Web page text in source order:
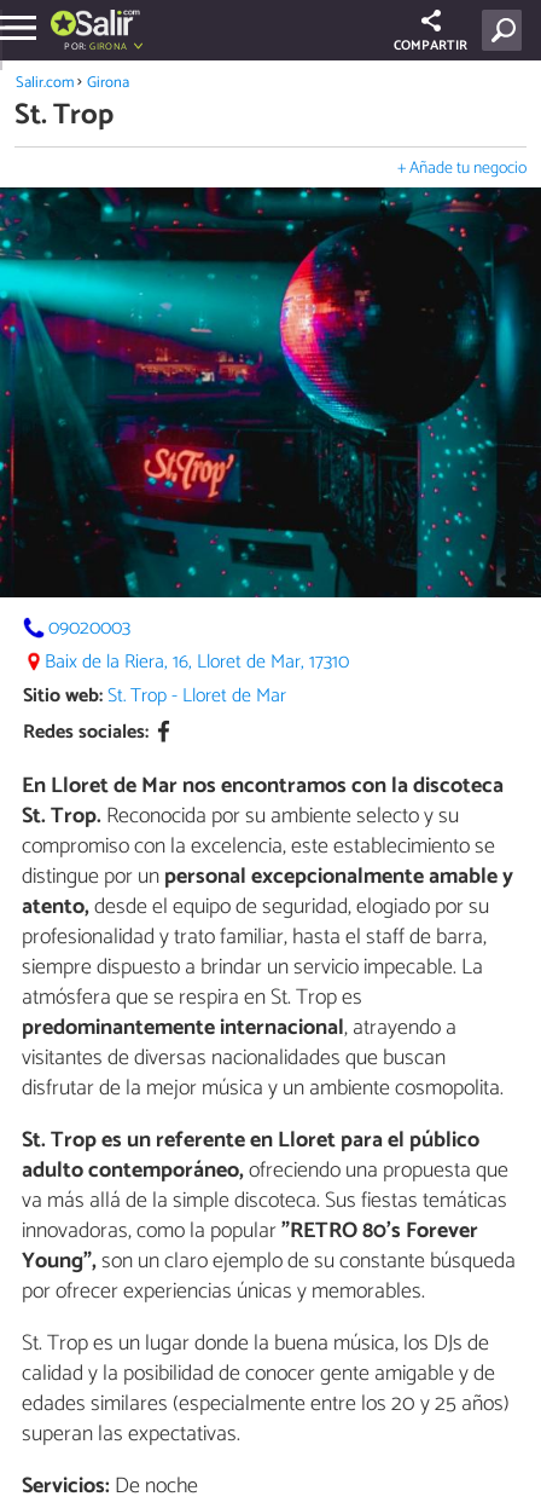
POR:GIRONA COMPARTIR
Salir.com Girona
St. Trop
+ Añade tu negocio
09020003
Baix de la Riera, 16, Lloret de Mar, 17310
Sitio web:St. Trop - Lloret de Mar
Redes sociales:
En Lloret de Mar nos encontramos con la discoteca
St. Trop.Reconocida por su ambiente selecto y su
compromiso con la excelencia, este establecimiento se
distingue por unpersonal excepcionalmente amable y
atento,desde el equipo de seguridad, elogiado por su
profesionalidad y trato familiar, hasta el staff de barra,
siempre dispuesto a brindar un servicio impecable. La
atmósfera que se respira en St. Trop es
predominantemente internacional, atrayendo a
visitantes de diversas nacionalidades que buscan
disfrutar de la mejor música y un ambiente cosmopolita.
St. Trop es un referente en Lloret para el público
adulto contemporáneo,ofreciendo una propuesta que
va más allá de la simple discoteca. Sus fiestas temáticas
innovadoras, como la popular"RETRO 80's Forever
Young",son un claro ejemplo de su constante búsqueda
por ofrecer experiencias únicas y memorables.
St. Trop es un lugar donde la buena música, los DJs de
calidad y la posibilidad de conocer gente amigable y de
edades similares (especialmente entre los 20 y 25 años)
superan las expectativas.
Servicios:De noche